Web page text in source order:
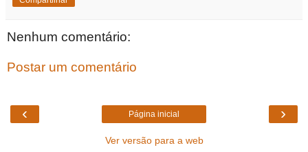
Nenhum comentário:
Postar um comentário
‹ ›
Página inicial
Ver versão para a web